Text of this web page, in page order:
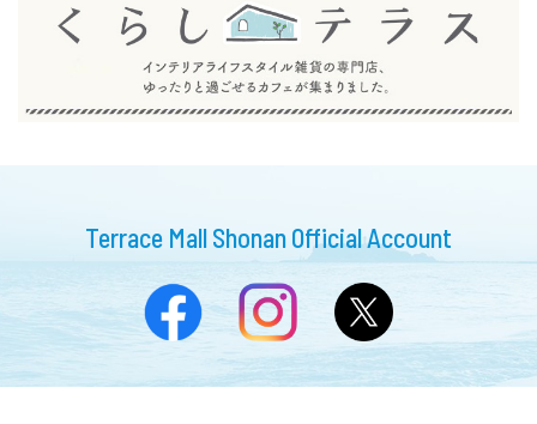
Terrace Mall Shonan Official Account